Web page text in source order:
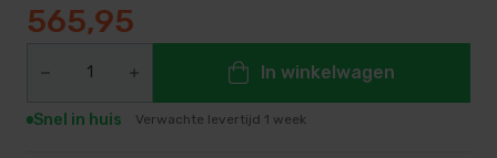
565,95
In winkelwagen
Snel in huis Verwachte levertijd 1 week